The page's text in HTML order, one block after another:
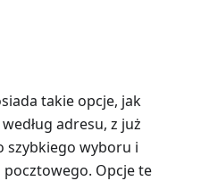
takie opcje, jak
adresu, z już
szybkiego wyboru i
Opcje te